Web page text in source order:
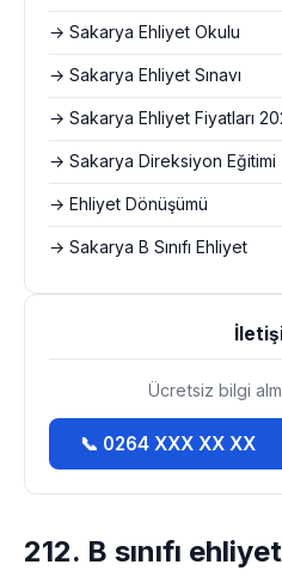
212. B sınıfı
→ Sakarya Ehliyet Okulu
→ Sakarya Ehliyet Sınavı
→ Sakarya Ehliyet Fiyatları
→ Sakarya Direksiyon Eğitimi
→ Ehliyet Dönüşümü
→ Sakarya B Sınıfı Ehliyet
Ücretsiz bilgi
📞 0264 XXX XX XX